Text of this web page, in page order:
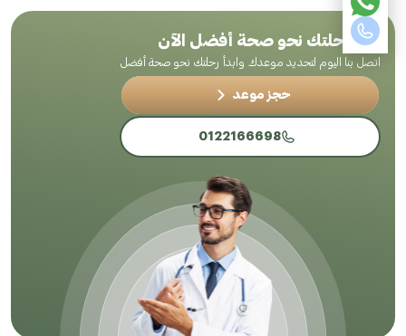
ابدأ رحلتك نحو صحة أفضل الآن
اتصل بنا اليوم لتحديد موعدك وابدأ رحلتك نحو صحة أفضل
حجز موعد
0122166698